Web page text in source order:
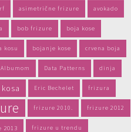
asimetrične frizure avokado
bob frizure boja kose
kosu bojanje kose crvena boja
Data Patterns dinja
Eric Bechelet frizura
frizure 2010. frizure 2012
2013 frizure u trendu